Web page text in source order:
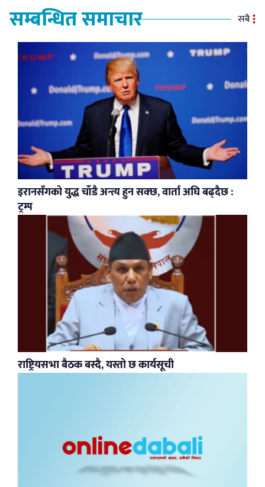
सम्बन्धित समाचार सबै
इरानसँगको युद्ध चाँडै अन्त्य हुन सक्छ, वार्ता अघि बढ्दैछ :
ट्रम्प
राष्ट्रियसभा बैठक बस्दै, यस्तो छ कार्यसूची